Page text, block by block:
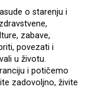
o starenju i
zabave,
povezati i
u životu.
i potičemo
zadovoljno, živite